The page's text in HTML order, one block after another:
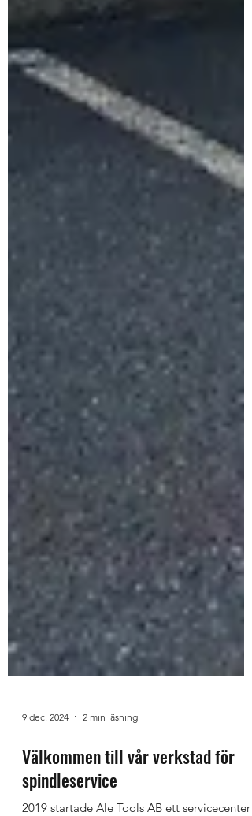
9 dec. 2024 2 min läsning
Välkommen till vår verkstad för